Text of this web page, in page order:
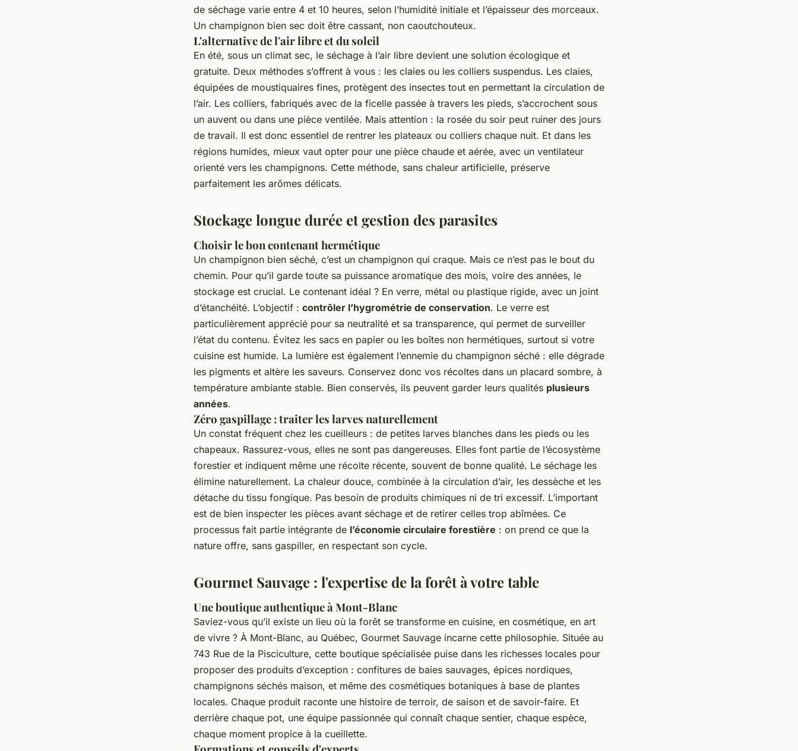
de séchage varie entre 4 et 10 heures, selon l’humidité initiale et l’épaisseur des morceaux.
Un champignon bien sec doit être cassant, non caoutchouteux.
L'alternative de l'air libre et du soleil
En été, sous un climat sec, le séchage à l’air libre devient une solution écologique et
gratuite. Deux méthodes s’offrent à vous : les claies ou les colliers suspendus. Les claies,
équipées de moustiquaires fines, protègent des insectes tout en permettant la circulation de
l’air. Les colliers, fabriqués avec de la ficelle passée à travers les pieds, s’accrochent sous
un auvent ou dans une pièce ventilée. Mais attention : la rosée du soir peut ruiner des jours
de travail. Il est donc essentiel de rentrer les plateaux ou colliers chaque nuit. Et dans les
régions humides, mieux vaut opter pour une pièce chaude et aérée, avec un ventilateur
orienté vers les champignons. Cette méthode, sans chaleur artificielle, préserve
parfaitement les arômes délicats.
Stockage longue durée et gestion des parasites
Choisir le bon contenant hermétique
Un champignon bien séché, c’est un champignon qui craque. Mais ce n’est pas le bout du
chemin. Pour qu’il garde toute sa puissance aromatique des mois, voire des années, le
stockage est crucial. Le contenant idéal ? En verre, métal ou plastique rigide, avec un joint
d’étanchéité. L’objectif : contrôler l’hygrométrie de conservation. Le verre est
particulièrement apprécié pour sa neutralité et sa transparence, qui permet de surveiller
l’état du contenu. Évitez les sacs en papier ou les boîtes non hermétiques, surtout si votre
cuisine est humide. La lumière est également l’ennemie du champignon séché : elle dégrade
les pigments et altère les saveurs. Conservez donc vos récoltes dans un placard sombre, à
température ambiante stable. Bien conservés, ils peuvent garder leurs qualités plusieurs
années.
Zéro gaspillage : traiter les larves naturellement
Un constat fréquent chez les cueilleurs : de petites larves blanches dans les pieds ou les
chapeaux. Rassurez-vous, elles ne sont pas dangereuses. Elles font partie de l’écosystème
forestier et indiquent même une récolte récente, souvent de bonne qualité. Le séchage les
élimine naturellement. La chaleur douce, combinée à la circulation d’air, les dessèche et les
détache du tissu fongique. Pas besoin de produits chimiques ni de tri excessif. L’important
est de bien inspecter les pièces avant séchage et de retirer celles trop abîmées. Ce
processus fait partie intégrante de l’économie circulaire forestière : on prend ce que la
nature offre, sans gaspiller, en respectant son cycle.
Gourmet Sauvage : l'expertise de la forêt à votre table
Une boutique authentique à Mont-Blanc
Saviez-vous qu’il existe un lieu où la forêt se transforme en cuisine, en cosmétique, en art
de vivre ? À Mont-Blanc, au Québec, Gourmet Sauvage incarne cette philosophie. Située au
743 Rue de la Pisciculture, cette boutique spécialisée puise dans les richesses locales pour
proposer des produits d’exception : confitures de baies sauvages, épices nordiques,
champignons séchés maison, et même des cosmétiques botaniques à base de plantes
locales. Chaque produit raconte une histoire de terroir, de saison et de savoir-faire. Et
derrière chaque pot, une équipe passionnée qui connaît chaque sentier, chaque espèce,
chaque moment propice à la cueillette.